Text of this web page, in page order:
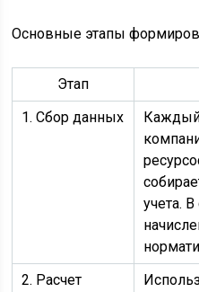
Основные этапы
Этап
1. Сбор данных
учета. В
2. Расчет